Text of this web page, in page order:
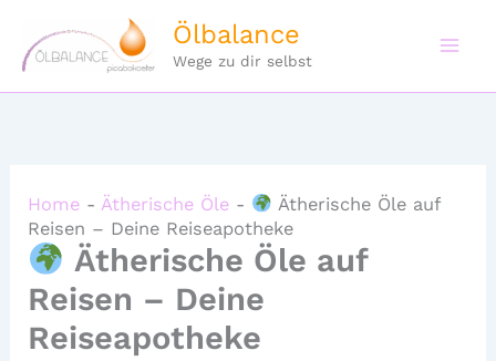
Inhalt
springen
Ölbalance
Wege zu dir selbst
Home -Ätherische Öle -
Ätherische Öle auf
Reisen – Deine Reiseapotheke
Ätherische Öle auf
Reisen – Deine
Reiseapotheke